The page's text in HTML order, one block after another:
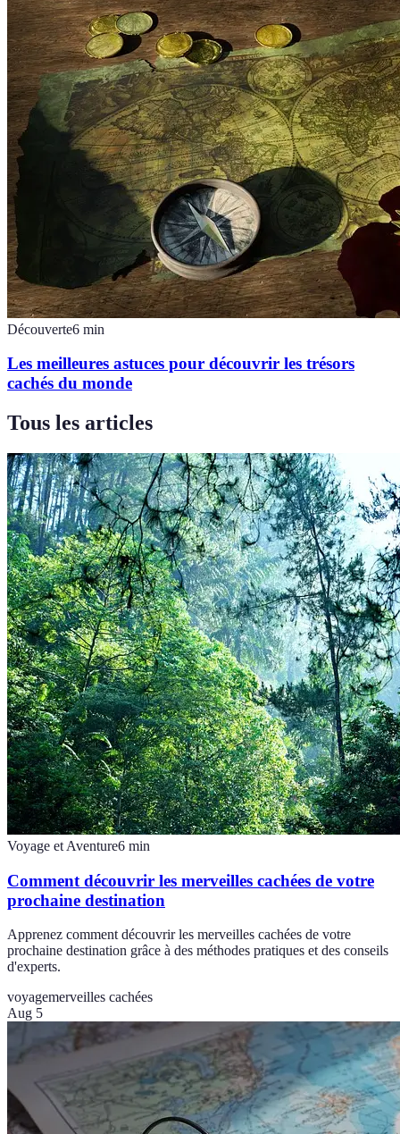
Découverte6 min
Les meilleures astuces pour découvrir les trésors
cachés du monde
Tous les articles
Voyage et Aventure6 min
Comment découvrir les merveilles cachées de votre
prochaine destination
Apprenez comment découvrir les merveilles cachées de votre
prochaine destination grâce à des méthodes pratiques et des conseils
d'experts.
voyagemerveilles cachées
Aug 5